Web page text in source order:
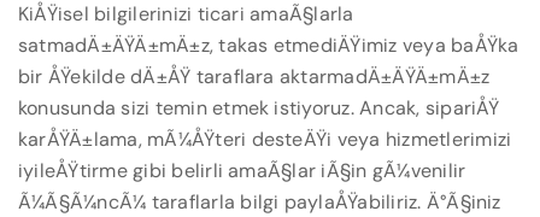
KiÅŸisel bilgilerinizi ticari amaÃ§larla
satmadÄ±ÄŸÄ±mÄ±z, takas etmediÄŸimiz veya baÅŸka
bir ÅŸekilde dÄ±ÅŸ taraflara aktarmadÄ±ÄŸÄ±mÄ±z
konusunda sizi temin etmek istiyoruz. Ancak, sipariÅŸ
karÅŸÄ±lama, mÃ¼ÅŸteri desteÄŸi veya hizmetlerimizi
iyileÅŸtirme gibi belirli amaÃ§lar iÃ§in gÃ¼venilir
Ã¼Ã§Ã¼ncÃ¼ taraflarla bilgi paylaÅŸabiliriz. Ä°Ã§iniz